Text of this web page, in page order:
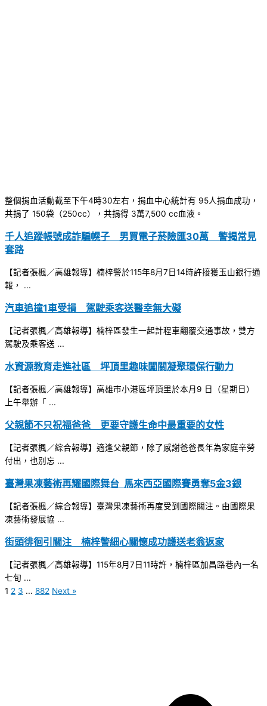
整個捐血活動截至下午4時30左右，捐血中心統計有 95人捐血成功，
共捐了 150袋（250cc），共捐得 3萬7,500 cc血液。
千人追蹤帳號成詐騙幌子 男買電子菸險匯30萬 警揭常見
套路
【記者張楓／高雄報導】楠梓警於115年8月7日14時許接獲玉山銀行通
報， ...
汽車追撞1車受損 駕駛乘客送醫幸無大礙
【記者張楓／高雄報導】楠梓區發生一起計程車翻覆交通事故，雙方
駕駛及乘客送 ...
水資源教育走進社區 坪頂里趣味闖關凝聚環保行動力
【記者張楓／高雄報導】高雄市小港區坪頂里於本月9 日（星期日）
上午舉辦「 ...
父親節不只祝福爸爸 更要守護生命中最重要的女性
【記者張楓／綜合報導】適逢父親節，除了感謝爸爸長年為家庭辛勞
付出，也別忘 ...
臺灣果凍藝術再耀國際舞台 馬來西亞國際賽勇奪5金3銀
【記者張楓／綜合報導】臺灣果凍藝術再度受到國際關注。由國際果
凍藝術發展協 ...
街頭徘徊引關注 楠梓警細心關懷成功護送老翁返家
【記者張楓／高雄報導】115年8月7日11時許，楠梓區加昌路巷內一名
七旬 ...
1 2 3 ... 882 Next »